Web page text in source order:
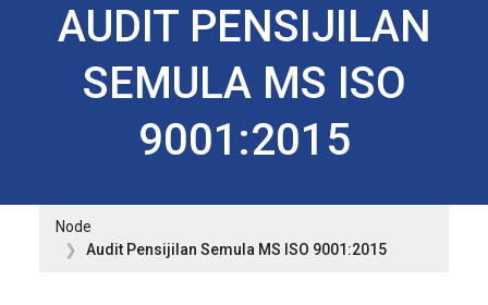
AUDIT PENSIJILAN
SEMULA MS ISO
9001:2015
Node
Audit Pensijilan Semula MS ISO 9001:2015